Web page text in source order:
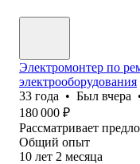
Электромонтер по
электрооборудования
33 года • Был вчера
180 000 ₽
Рассматривает
Общий опыт
10 лет 2 месяца